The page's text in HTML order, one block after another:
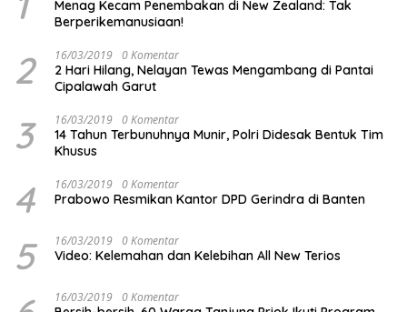
Menag Kecam Penembakan di New Zealand: Tak
Berperikemanusiaan!
2 16/03/2019 0 Komentar
2 Hari Hilang, Nelayan Tewas Mengambang di Pantai
Cipalawah Garut
3 16/03/2019 0 Komentar
14 Tahun Terbunuhnya Munir, Polri Didesak Bentuk Tim
Khusus
4 16/03/2019 0 Komentar
Prabowo Resmikan Kantor DPD Gerindra di Banten
5 16/03/2019 0 Komentar
Video: Kelemahan dan Kelebihan All New Terios
16/03/2019 0 Komentar